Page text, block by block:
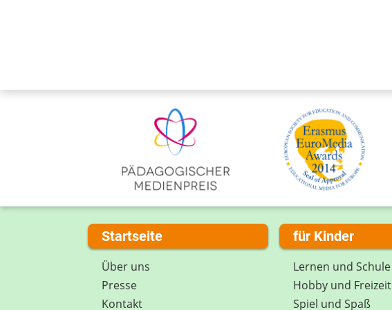
Startseite
Über uns
Presse
Kontakt
für Kinder
Lernen und Schule
Hobby und Freizeit
Spiel und Spaß